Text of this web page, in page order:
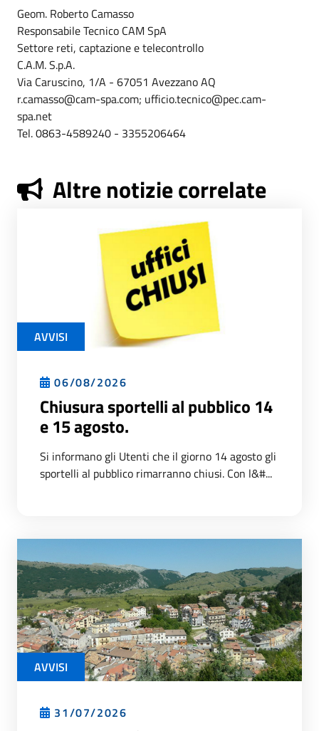
Geom. Roberto Camasso
Responsabile Tecnico CAM SpA
Settore reti, captazione e telecontrollo
C.A.M. S.p.A.
Via Caruscino, 1/A - 67051 Avezzano AQ
r.camasso@cam-spa.com; ufficio.tecnico@pec.cam-
spa.net
Tel. 0863-4589240 - 3355206464
Altre notizie correlate
AVVISI
06/08/2026
Chiusura sportelli al pubblico 14
e 15 agosto.
Si informano gli Utenti che il giorno 14 agosto gli
sportelli al pubblico rimarranno chiusi. Con l&#...
AVVISI
31/07/2026